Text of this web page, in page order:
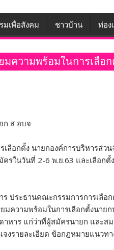
มเพื่อสังคม ชาวบ้าน ท่อง
ความพร้อมในการเลือก
ก ส อบจ
ลือกตั้ง นายกองค์การบริหารส่ว
รในวันที่ 2-6 พ.ย.63 และเลือก
ประธานคณะกรรมการการเลือก
มความพร้อมในการเลือกตั้งนาย
หาร แก่ว่าที่ผู้สมัครนายก และส
รายละเอียด ข้อกฎหมายแนวท